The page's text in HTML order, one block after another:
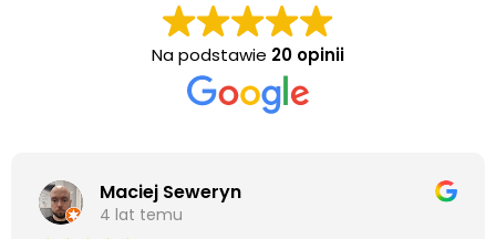
Na podstawie 20 opinii
Maciej Seweryn
4 lat temu